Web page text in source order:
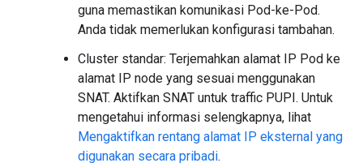
guna memastikan komunikasi Pod-ke-Pod.
Anda tidak memerlukan konfigurasi tambahan.
Cluster standar: Terjemahkan alamat IP Pod ke
alamat IP node yang sesuai menggunakan
SNAT. Aktifkan SNAT untuk traffic PUPI. Untuk
mengetahui informasi selengkapnya, lihat
Mengaktifkan rentang alamat IP eksternal yang
digunakan secara pribadi.